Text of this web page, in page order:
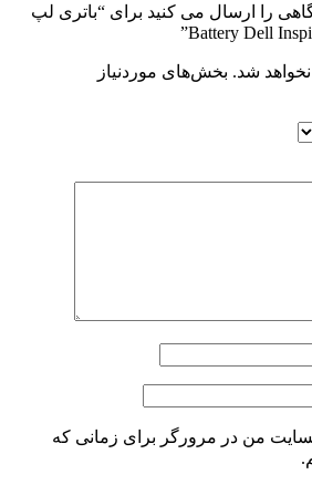
را ارسال می کنید برای “باتری لپ
شد. بخش‌های موردنیاز
من در مرورگر برای زمانی که